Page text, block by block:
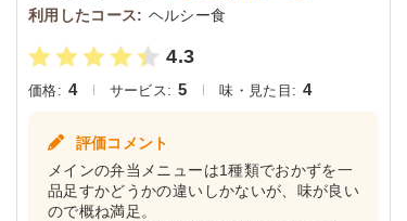
利用したコース: ヘルシー食
4.3
価格: 4 サービス: 5 味・見た目: 4
評価コメント
メインの弁当メニューは1種類でおかずを一
品足すかどうかの違いしかないが、味が良い
ので概ね満足。